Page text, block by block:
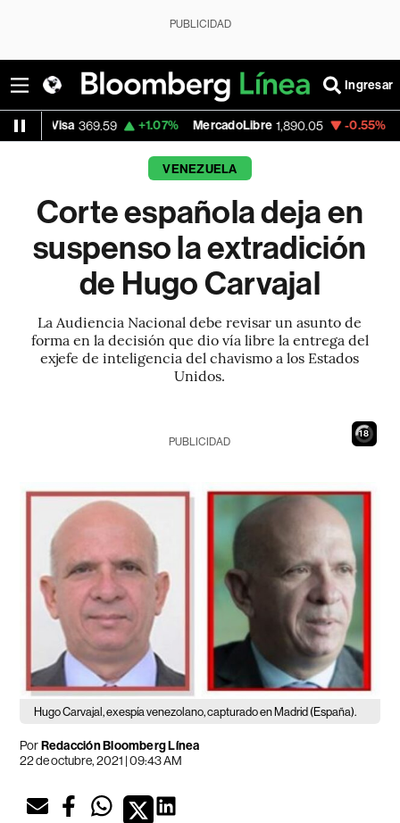
PUBLICIDAD
Ingresar
369.59 +1.07% MercadoLibre 1,890.05 -0.55% Banco de
VENEZUELA
Corte española deja en
suspenso la extradición
de Hugo Carvajal
La Audiencia Nacional debe revisar un asunto de
forma en la decisión que dio vía libre la entrega del
exjefe de inteligencia del chavismo a los Estados
Unidos.
17
PUBLICIDAD
Hugo Carvajal, exespía venezolano, capturado en Madrid (España).
PorRedacción Bloomberg Línea
22 de octubre, 2021 | 09:43 AM